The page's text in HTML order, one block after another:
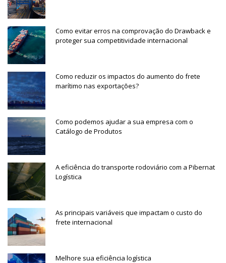
Como evitar erros na comprovação do Drawback e
proteger sua competitividade internacional
Como reduzir os impactos do aumento do frete
marítimo nas exportações?
Como podemos ajudar a sua empresa com o
Catálogo de Produtos
A eficiência do transporte rodoviário com a Pibernat
Logística
As principais variáveis que impactam o custo do
frete internacional
Melhore sua eficiência logística